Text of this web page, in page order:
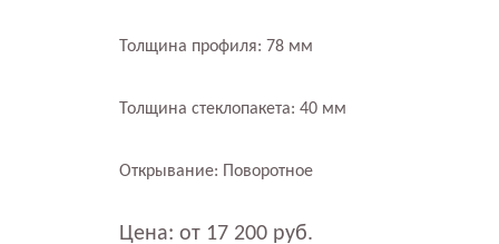
Толщина профиля: 78 мм
Толщина стеклопакета: 40 мм
Открывание: Поворотное
Цена: от 17 200 руб.